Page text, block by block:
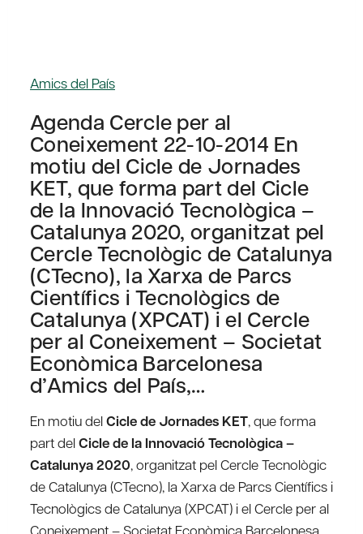
Amics del País
Agenda Cercle per al
Coneixement 22-10-2014 En
motiu del Cicle de Jornades
KET, que forma part del Cicle
de la Innovació Tecnològica –
Catalunya 2020, organitzat pel
Cercle Tecnològic de Catalunya
(CTecno), la Xarxa de Parcs
Científics i Tecnològics de
Catalunya (XPCAT) i el Cercle
per al Coneixement – Societat
Econòmica Barcelonesa
d’Amics del País,…
En motiu delCicle de Jornades KET, que forma
part delCicle de la Innovació Tecnològica –
Catalunya 2020, organitzat pel Cercle Tecnològic
de Catalunya (CTecno), la Xarxa de Parcs Científics i
Tecnològics de Catalunya (XPCAT) i el Cercle per al
Coneixement – Societat Econòmica Barcelonesa